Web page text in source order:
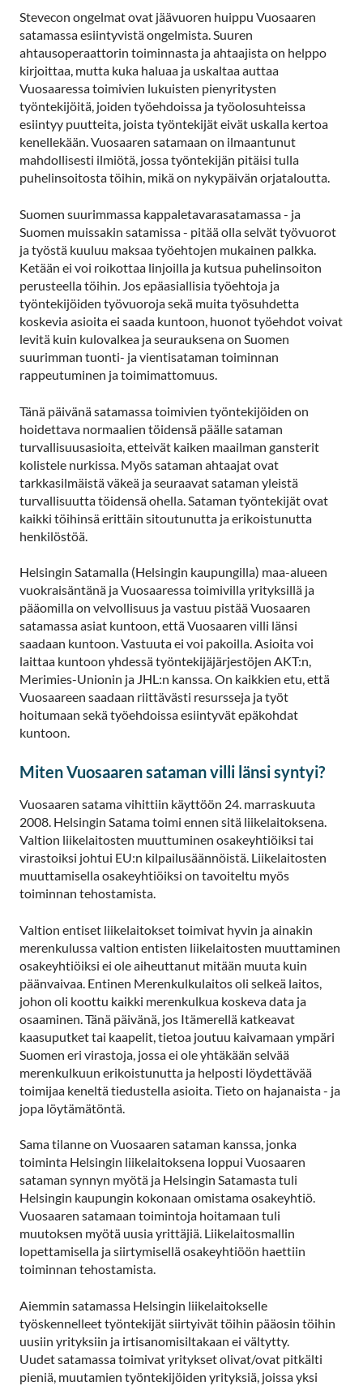
Stevecon ongelmat ovat jäävuoren huippu Vuosaaren
satamassa esiintyvistä ongelmista. Suuren
ahtausoperaattorin toiminnasta ja ahtaajista on helppo
kirjoittaa, mutta kuka haluaa ja uskaltaa auttaa
Vuosaaressa toimivien lukuisten pienyritysten
työntekijöitä, joiden työehdoissa ja työolosuhteissa
esiintyy puutteita, joista työntekijät eivät uskalla kertoa
kenellekään. Vuosaaren satamaan on ilmaantunut
mahdollisesti ilmiötä, jossa työntekijän pitäisi tulla
puhelinsoitosta töihin, mikä on nykypäivän orjataloutta.
Suomen suurimmassa kappaletavarasatamassa - ja
Suomen muissakin satamissa - pitää olla selvät työvuorot
ja työstä kuuluu maksaa työehtojen mukainen palkka.
Ketään ei voi roikottaa linjoilla ja kutsua puhelinsoiton
perusteella töihin. Jos epäasiallisia työehtoja ja
työntekijöiden työvuoroja sekä muita työsuhdetta
koskevia asioita ei saada kuntoon, huonot työehdot voivat
levitä kuin kulovalkea ja seurauksena on Suomen
suurimman tuonti- ja vientisataman toiminnan
rappeutuminen ja toimimattomuus.
Tänä päivänä satamassa toimivien työntekijöiden on
hoidettava normaalien töidensä päälle sataman
turvallisuusasioita, etteivät kaiken maailman gansterit
kolistele nurkissa. Myös sataman ahtaajat ovat
tarkkasilmäistä väkeä ja seuraavat sataman yleistä
turvallisuutta töidensä ohella. Sataman työntekijät ovat
kaikki töihinsä erittäin sitoutunutta ja erikoistunutta
henkilöstöä.
Helsingin Satamalla (Helsingin kaupungilla) maa-alueen
vuokraisäntänä ja Vuosaaressa toimivilla yrityksillä ja
pääomilla on velvollisuus ja vastuu pistää Vuosaaren
satamassa asiat kuntoon, että Vuosaaren villi länsi
saadaan kuntoon. Vastuuta ei voi pakoilla. Asioita voi
laittaa kuntoon yhdessä työntekijäjärjestöjen AKT:n,
Merimies-Unionin ja JHL:n kanssa. On kaikkien etu, että
Vuosaareen saadaan riittävästi resursseja ja työt
hoitumaan sekä työehdoissa esiintyvät epäkohdat
kuntoon.
Miten Vuosaaren sataman villi länsi syntyi?
Vuosaaren satama vihittiin käyttöön 24. marraskuuta
2008. Helsingin Satama toimi ennen sitä liikelaitoksena.
Valtion liikelaitosten muuttuminen osakeyhtiöiksi tai
virastoiksi johtui EU:n kilpailusäännöistä. Liikelaitosten
muuttamisella osakeyhtiöiksi on tavoiteltu myös
toiminnan tehostamista.
Valtion entiset liikelaitokset toimivat hyvin ja ainakin
merenkulussa valtion entisten liikelaitosten muuttaminen
osakeyhtiöiksi ei ole aiheuttanut mitään muuta kuin
päänvaivaa. Entinen Merenkulkulaitos oli selkeä laitos,
johon oli koottu kaikki merenkulkua koskeva data ja
osaaminen. Tänä päivänä, jos Itämerellä katkeavat
kaasuputket tai kaapelit, tietoa joutuu kaivamaan ympäri
Suomen eri virastoja, jossa ei ole yhtäkään selvää
merenkulkuun erikoistunutta ja helposti löydettävää
toimijaa keneltä tiedustella asioita. Tieto on hajanaista - ja
jopa löytämätöntä.
Sama tilanne on Vuosaaren sataman kanssa, jonka
toiminta Helsingin liikelaitoksena loppui Vuosaaren
sataman synnyn myötä ja Helsingin Satamasta tuli
Helsingin kaupungin kokonaan omistama osakeyhtiö.
Vuosaaren satamaan toimintoja hoitamaan tuli
muutoksen myötä uusia yrittäjiä. Liikelaitosmallin
lopettamisella ja siirtymisellä osakeyhtiöön haettiin
toiminnan tehostamista.
Aiemmin satamassa Helsingin liikelaitokselle
työskennelleet työntekijät siirtyivät töihin pääosin töihin
uusiin yrityksiin ja irtisanomisiltakaan ei vältytty.
Uudet satamassa toimivat yritykset olivat/ovat pitkälti
pieniä, muutamien työntekijöiden yrityksiä, joissa yksi